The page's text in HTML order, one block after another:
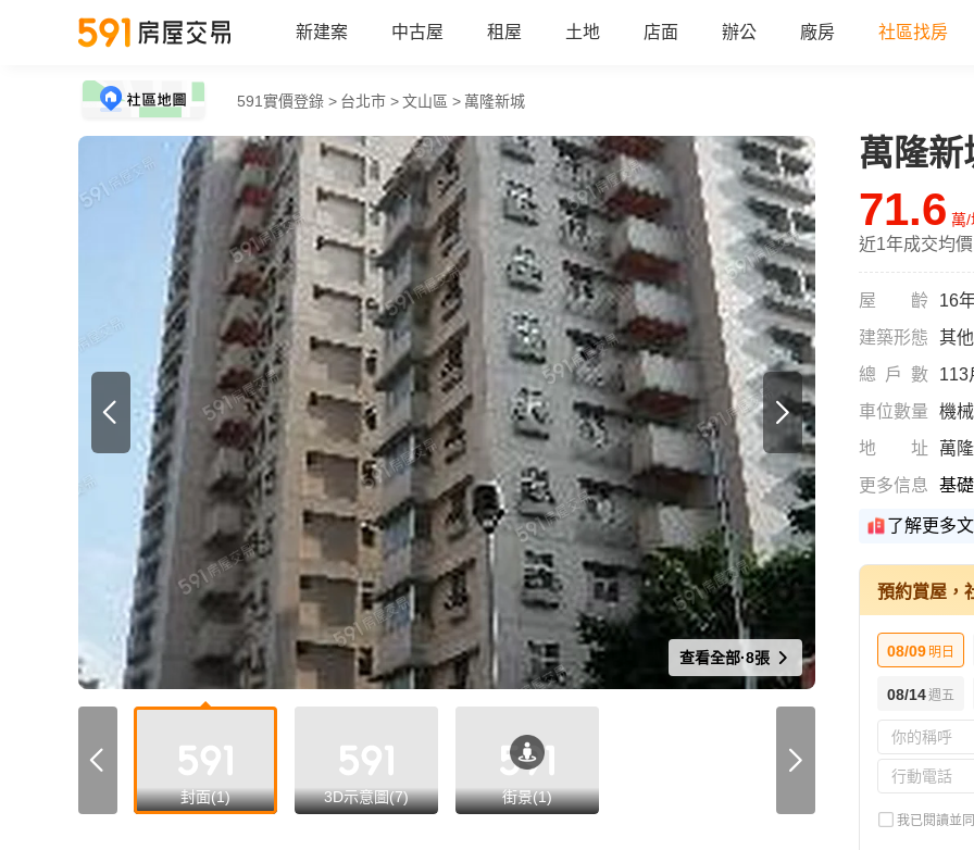
新建案 中古屋 租屋 土地 店面 辦公 廠房 社區找房
591實價登錄 > 台北市 >文山區 >萬隆新城
all
查看全部·8張
封面(1) 3D示意圖(7) 街景(1)
萬隆新
71.6 萬/
近1年成交均價
屋齡
16
建築形態
其他
總戶數
113
車位數量
機
地址
萬隆
更多信息
基
了解更多
預約賞屋，
08/09 明日
08/14週五
我已閱讀並